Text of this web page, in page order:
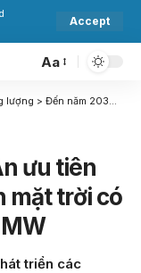
Accept
Aa
lượng > Đến năm 2030, Nghệ An ưu tiên phát triển điện gió, điện mặt trời có công suất khoảng 670 MW
ưu tiên
mặt trời có
triển các